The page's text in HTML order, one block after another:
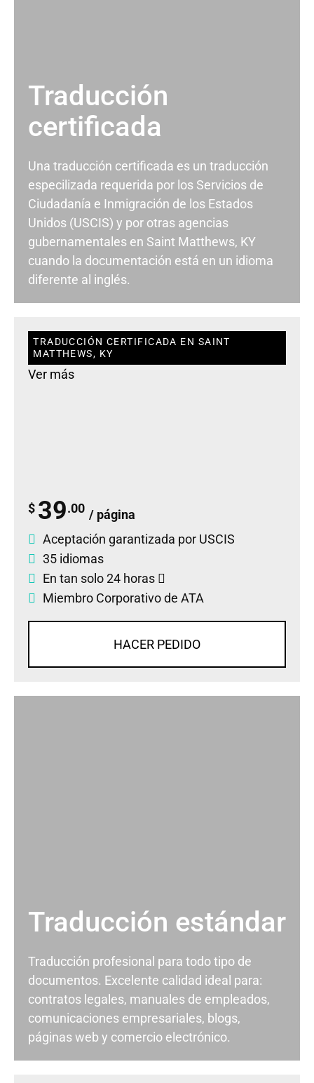
Traducción
certificada
Una traducción certificada es un traducción
especilizada requerida por los Servicios de
Ciudadanía e Inmigración de los Estados
Unidos (USCIS) y por otras agencias
gubernamentales en Saint Matthews, KY
cuando la documentación está en un idioma
diferente al inglés.
TRADUCCIÓN CERTIFICADA EN SAINT
MATTHEWS, KY
Ver más
$ 39.00 / página
Aceptación garantizada por USCIS
35 idiomas
En tan solo 24 horas
Miembro Corporativo de ATA
HACER PEDIDO
Traducción estándar
Traducción profesional para todo tipo de
documentos. Excelente calidad ideal para:
contratos legales, manuales de empleados,
comunicaciones empresariales, blogs,
páginas web y comercio electrónico.